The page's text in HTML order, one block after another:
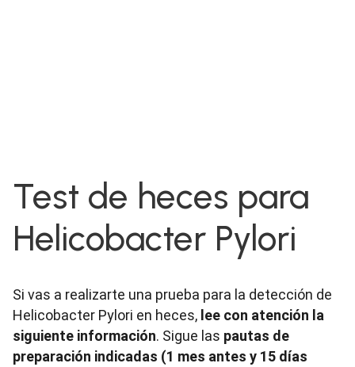
Test de heces para
Helicobacter Pylori
Si vas a realizarte una prueba para la detección de
Helicobacter Pylori en heces, lee con atención la
siguiente información. Sigue las pautas de
preparación indicadas (1 mes antes y 15 días